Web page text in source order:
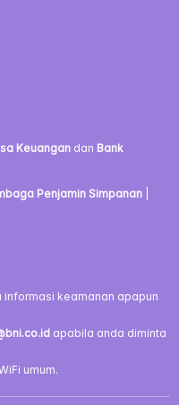
Keuangandan Bank
Penjamin Simpanan|
keamanan apapun
apabila anda diminta
umum.